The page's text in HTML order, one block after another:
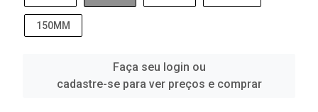
150MM
Faça seu login ou
cadastre-se para ver preços e comprar